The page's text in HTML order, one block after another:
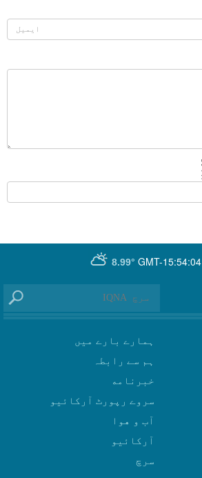
GMT-15:54:04
8.99°
ہمارے بارے میں
ہم سے رابطہ
سروے رپورٹ آرکائیو
آب و هوا
سرچ